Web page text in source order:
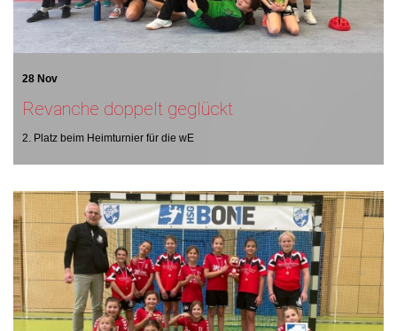
28 Nov
Revanche doppelt geglückt
2. Platz beim Heimturnier für die wE